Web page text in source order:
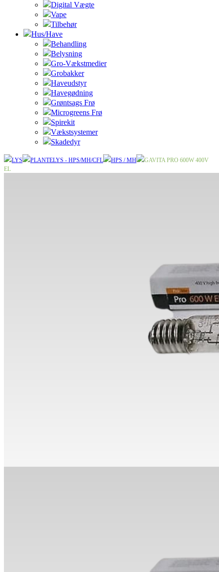
Digital Vægte
Vape
Tilbehør
Hus/Have
Behandling
Belysning
Gro-Vækstmedier
Grobakker
Haveudstyr
Havegødning
Grøntsags Frø
Microgreens Frø
Spirekit
Vækstsystemer
Skadedyr
LYS PLANTELYS - HPS/MH/CFL HPS / MH
GAVITA PRO 600W 400V
EL